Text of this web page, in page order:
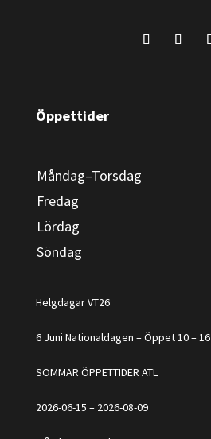
Öppettider
Måndag–Torsdag
Fredag
Lördag
Söndag
Helgdagar VT26
6 Juni Nationaldagen – Öppet 10 – 16
SOMMAR ÖPPETTIDER ATL
2026-06-15 – 2026-08-09